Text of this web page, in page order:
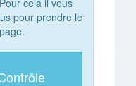
pour prendre le